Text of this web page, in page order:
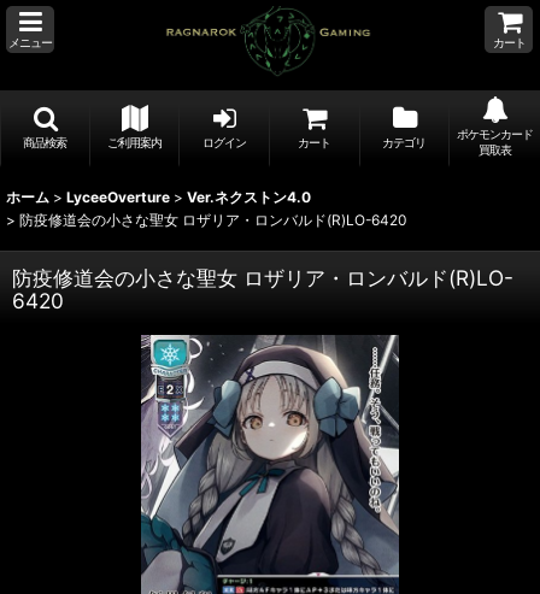
メニュー カート
商品検索 ご利用案内 ログイン カート カテゴリ
ポケモンカード
買取表
ホーム > LyceeOverture > Ver.ネクストン4.0
> 防疫修道会の小さな聖女 ロザリア・ロンバルド(R)LO-6420
防疫修道会の小さな聖女 ロザリア・ロンバルド(R)LO-
6420